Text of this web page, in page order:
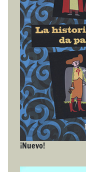
¡Nuevo!